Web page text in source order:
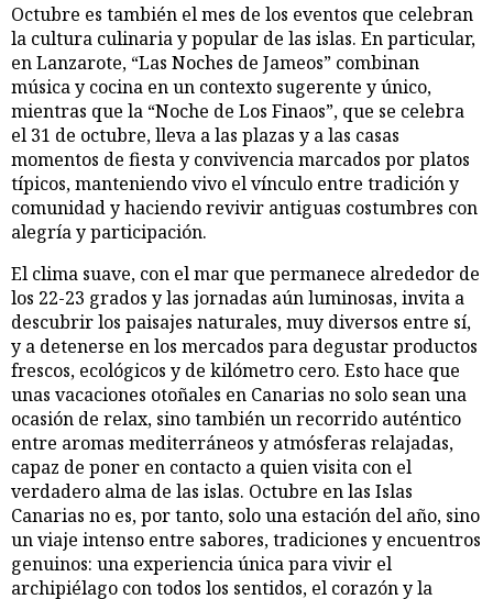
Octubre es también el mes de los eventos que celebran
la cultura culinaria y popular de las islas. En particular,
en Lanzarote, “Las Noches de Jameos” combinan
música y cocina en un contexto sugerente y único,
mientras que la “Noche de Los Finaos”, que se celebra
el 31 de octubre, lleva a las plazas y a las casas
momentos de fiesta y convivencia marcados por platos
típicos, manteniendo vivo el vínculo entre tradición y
comunidad y haciendo revivir antiguas costumbres con
alegría y participación.
El clima suave, con el mar que permanece alrededor de
los 22-23 grados y las jornadas aún luminosas, invita a
descubrir los paisajes naturales, muy diversos entre sí,
y a detenerse en los mercados para degustar productos
frescos, ecológicos y de kilómetro cero. Esto hace que
unas vacaciones otoñales en Canarias no solo sean una
ocasión de relax, sino también un recorrido auténtico
entre aromas mediterráneos y atmósferas relajadas,
capaz de poner en contacto a quien visita con el
verdadero alma de las islas. Octubre en las Islas
Canarias no es, por tanto, solo una estación del año, sino
un viaje intenso entre sabores, tradiciones y encuentros
genuinos: una experiencia única para vivir el
archipiélago con todos los sentidos, el corazón y la